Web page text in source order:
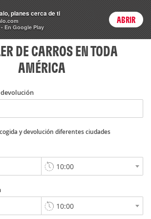
Login
DE CARROS EN TODA
AMÉRICA
y devolución diferentes ciudades
planes cerca de ti
En Google Play
ABRIR